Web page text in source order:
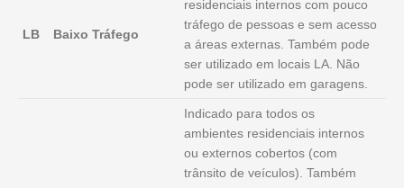
LB Baixo Tráfego
residenciais internos com pouco
tráfego de pessoas e sem acesso
a áreas externas. Também pode
ser utilizado em locais LA. Não
pode ser utilizado em garagens.
Indicado para todos os
ambientes residenciais internos
ou externos cobertos (com
trânsito de veículos). Também